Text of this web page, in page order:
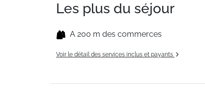
Les plus du séjour
A 200 m des commerces
Voir le détail des services inclus et payants